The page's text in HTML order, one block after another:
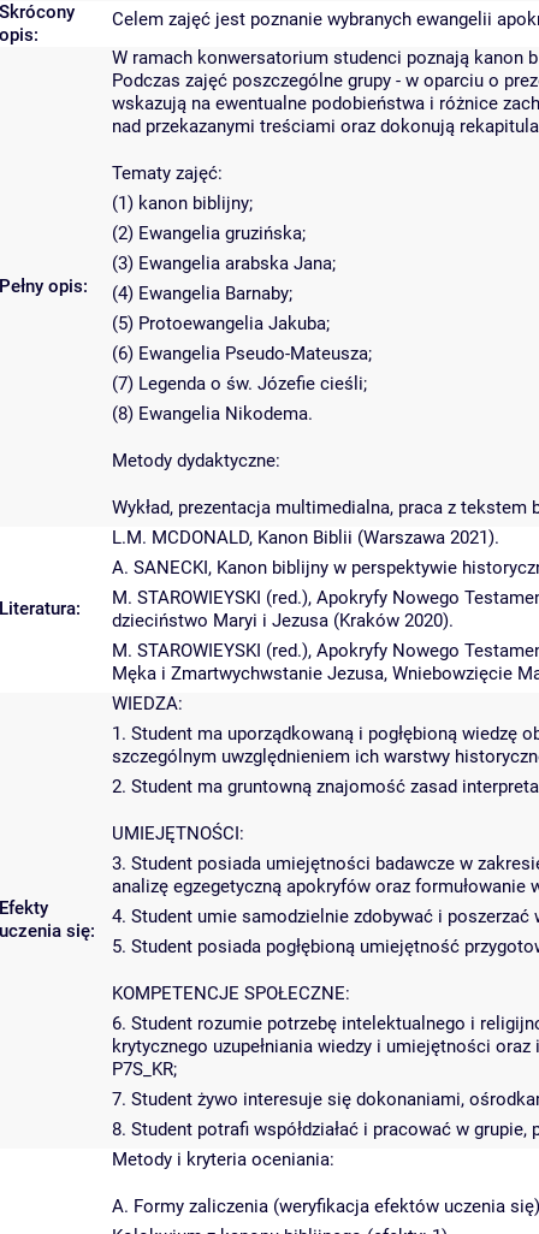
Skrócony
opis:
Celem zajęć jest poznanie wybranych ewangelii
Pełny opis:
W ramach konwersatorium studenci poznają kanon
Podczas zajęć poszczególne grupy - w oparciu o
wskazują na ewentualne podobieństwa i różnice
nad przekazanymi treściami oraz dokonują
Tematy zajęć:
(1) kanon biblijny;
(2) Ewangelia gruzińska;
(3) Ewangelia arabska Jana;
(4) Ewangelia Barnaby;
(5) Protoewangelia Jakuba;
(6) Ewangelia Pseudo-Mateusza;
(7) Legenda o św. Józefie cieśli;
(8) Ewangelia Nikodema.
Metody dydaktyczne:
Wykład, prezentacja multimedialna, praca z
Literatura:
L.M. MCDONALD, Kanon Biblii (Warszawa 2021).
A. SANECKI, Kanon biblijny w perspektywie
M. STAROWIEYSKI (red.), Apokryfy Nowego
dzieciństwo Maryi i Jezusa (Kraków 2020).
M. STAROWIEYSKI (red.), Apokryfy Nowego
Męka i Zmartwychwstanie Jezusa, Wniebowzięcie
Efekty
uczenia się:
WIEDZA:
1. Student ma uporządkowaną i pogłębioną wiedzę
szczególnym uwzględnieniem ich warstwy
2. Student ma gruntowną znajomość zasad
UMIEJĘTNOŚCI:
3. Student posiada umiejętności badawcze w
analizę egzegetyczną apokryfów oraz formułowanie
4. Student umie samodzielnie zdobywać i poszerzać
5. Student posiada pogłębioną umiejętność
KOMPETENCJE SPOŁECZNE:
6. Student rozumie potrzebę intelektualnego i
krytycznego uzupełniania wiedzy i umiejętności
P7S_KR;
7. Student żywo interesuje się dokonaniami,
8. Student potrafi współdziałać i pracować w
Metody i kryteria oceniania:
A. Formy zaliczenia (weryfikacja efektów uczenia się)